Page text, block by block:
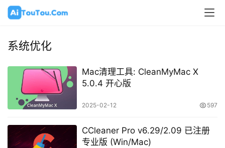
系统优化
Mac清理工具: CleanMyMac X
5.0.4 开心版
2025-02-12 597
CCleaner Pro v6.29/2.09 已注册
专业版 (Win/Mac)